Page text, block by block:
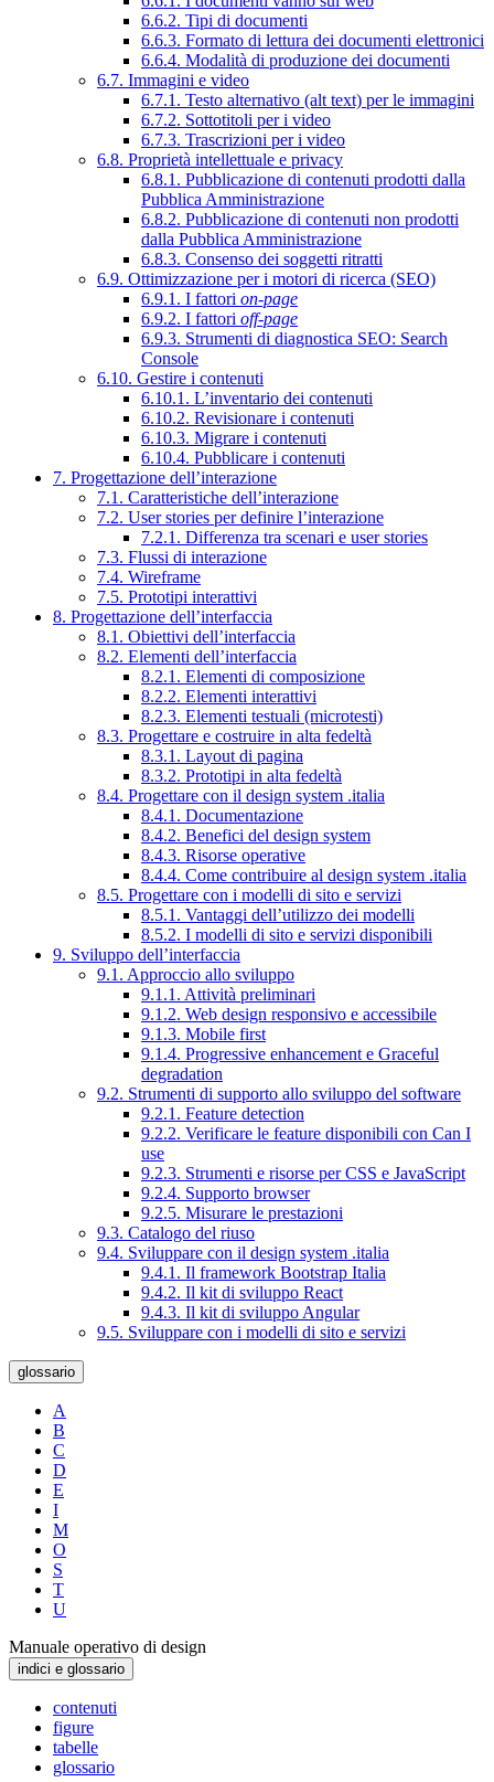
6.6.2. Tipi di documenti
6.6.3. Formato di lettura dei documenti elettronici
6.6.4. Modalità di produzione dei documenti
6.7. Immagini e video
6.7.1. Testo alternativo (alt text) per le immagini
6.7.2. Sottotitoli per i video
6.7.3. Trascrizioni per i video
6.8. Proprietà intellettuale e privacy
6.8.1. Pubblicazione di contenuti prodotti dalla
Pubblica Amministrazione
6.8.2. Pubblicazione di contenuti non prodotti
dalla Pubblica Amministrazione
6.8.3. Consenso dei soggetti ritratti
6.9. Ottimizzazione per i motori di ricerca (SEO)
6.9.1. I fattori on-page
6.9.2. I fattori off-page
6.9.3. Strumenti di diagnostica SEO: Search
Console
6.10. Gestire i contenuti
6.10.1. L’inventario dei contenuti
6.10.2. Revisionare i contenuti
6.10.3. Migrare i contenuti
6.10.4. Pubblicare i contenuti
7. Progettazione dell’interazione
7.1. Caratteristiche dell’interazione
7.2. User stories per definire l’interazione
7.2.1. Differenza tra scenari e user stories
7.3. Flussi di interazione
7.4. Wireframe
7.5. Prototipi interattivi
8. Progettazione dell’interfaccia
8.1. Obiettivi dell’interfaccia
8.2. Elementi dell’interfaccia
8.2.1. Elementi di composizione
8.2.2. Elementi interattivi
8.2.3. Elementi testuali (microtesti)
8.3. Progettare e costruire in alta fedeltà
8.3.1. Layout di pagina
8.3.2. Prototipi in alta fedeltà
8.4. Progettare con il design system .italia
8.4.1. Documentazione
8.4.2. Benefici del design system
8.4.3. Risorse operative
8.4.4. Come contribuire al design system .italia
8.5. Progettare con i modelli di sito e servizi
8.5.1. Vantaggi dell’utilizzo dei modelli
8.5.2. I modelli di sito e servizi disponibili
9. Sviluppo dell’interfaccia
9.1. Approccio allo sviluppo
9.1.1. Attività preliminari
9.1.2. Web design responsivo e accessibile
9.1.3. Mobile first
9.1.4. Progressive enhancement e Graceful
degradation
9.2. Strumenti di supporto allo sviluppo del software
9.2.1. Feature detection
9.2.2. Verificare le feature disponibili con Can I
use
9.2.3. Strumenti e risorse per CSS e JavaScript
9.2.4. Supporto browser
9.2.5. Misurare le prestazioni
9.3. Catalogo del riuso
9.4. Sviluppare con il design system .italia
9.4.1. Il framework Bootstrap Italia
9.4.2. Il kit di sviluppo React
9.4.3. Il kit di sviluppo Angular
9.5. Sviluppare con i modelli di sito e servizi
glossario
A
B
C
D
E
I
M
O
S
T
U
Manuale operativo di design
indici e glossario
contenuti
figure
tabelle
glossario